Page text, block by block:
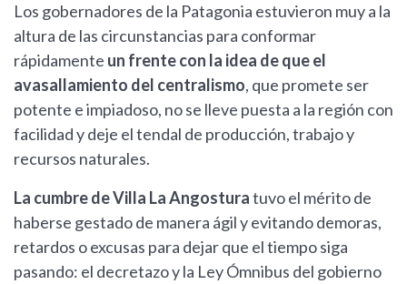
Los gobernadores de la Patagonia estuvieron muy a la
altura de las circunstancias para conformar
rápidamente un frente con la idea de que el
avasallamiento del centralismo, que promete ser
potente e impiadoso, no se lleve puesta a la región con
facilidad y deje el tendal de producción, trabajo y
recursos naturales.
La cumbre de Villa La Angosturatuvo el mérito de
haberse gestado de manera ágil y evitando demoras,
retardos o excusas para dejar que el tiempo siga
pasando: el decretazo y la Ley Ómnibus del gobierno